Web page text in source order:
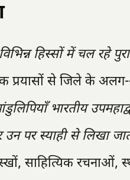
हिस्सों में चल रहे
से जिले के अलग-
भारतीय
पर स्याही से लिखा
साहित्यिक रचनाओं,